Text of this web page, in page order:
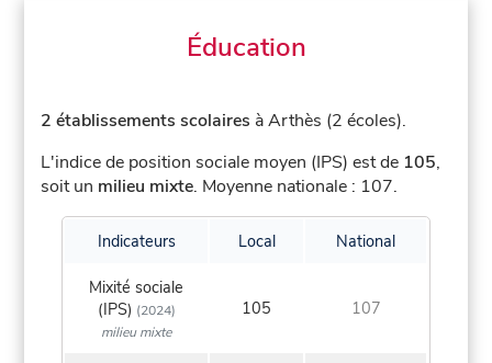
Éducation
2 établissements scolaires à Arthès (2 écoles).
L'indice de position sociale moyen (IPS) est de 105,
soit un milieu mixte. Moyenne nationale : 107.
Indicateurs Local National
Mixité sociale
(IPS) (2024)
milieu mixte
105 107